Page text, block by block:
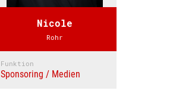
Nicole
Rohr
Funktion
Sponsoring / Medien